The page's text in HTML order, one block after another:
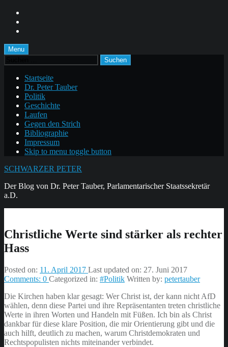
content
footer
Menu
Suchen
nach:
Startseite
Dr. Peter Tauber
Politik
Geschichte
Laufen
Gegen den Strich
Bibliographie
Impressum
Skip to menu toggle button
SCHWARZER PETER
Der Blog von Dr. Peter Tauber, Parlamentarischer Staatssekretär
a.D.
Christliche Werte sind stärker als rechter
Hass
Posted on: 11. April 2017 Last updated on: 27. Juni 2017
Comments: 0 Categorized in: #Politik Written by: petertauber
Die Kirchen haben klar gesagt: Wer Christ ist, der kann nicht AfD
wählen, denn diese Partei und ihre Repräsentanten treten christliche
Werte in ihren Worten und Handeln mit Füßen. Ich bin als Christ
dankbar für diese klare Position, die mir Orientierung gibt und die
auch hilft, deutlich zu machen, warum Christdemokraten und
Rechtspopulisten nichts miteinander verbindet.